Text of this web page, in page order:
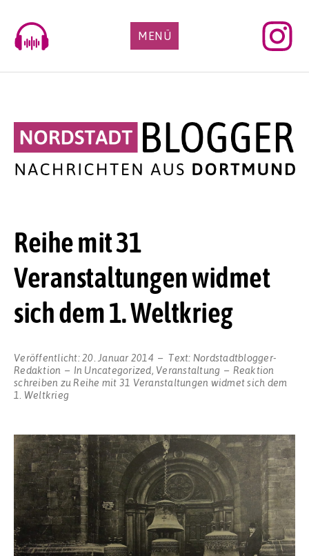
content
MENÜ
Reihe mit 31
Veranstaltungen widmet
sich dem 1. Weltkrieg
Veröffentlicht:20. Januar 2014 Text: Nordstadtblogger-
Redaktion
In Uncategorized, Veranstaltung
Reaktion
schreiben zu Reihe mit 31 Veranstaltungen widmet sich dem
1. Weltkrieg